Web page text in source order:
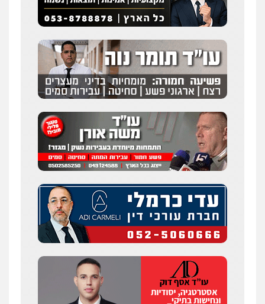
שני אלגרבלי – משרד עורכי דין
פלילי עורכי דין לענייני אסירים תעבורה
0507120031
עו"ד רונן בנדל
משפט פלילי פשיעה חמורה פלילי
0524282442
מנשה, אלמוג – עורכי דין
פלילי עבירות תנועה צווארון לבן תעבורה
עורכי דין לענייני אסירים מעצרים וחקירות
0546470989
ויקי שמואל – משרד עו"ד
פלילי משפט פלילי
0528959600
עו"ד זוהר ארבל
פלילי פשיעה חמורה מעצרים וחקירות
קטינים